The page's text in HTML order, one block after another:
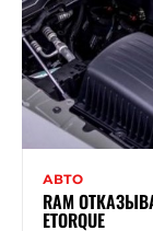
АВТО
RAM
ETORQUE